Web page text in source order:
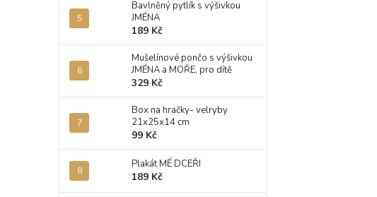
Bavlněný pytlík s výšivkou
JMÉNA
189 Kč
Mušelínové pončo s výšivkou
JMÉNA a MOŘE, pro dítě
329 Kč
Box na hračky- velryby
21x25x14 cm
99 Kč
Plakát MÉ DCEŘI
189 Kč